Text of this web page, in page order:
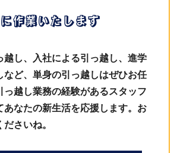
作業いたします
越し、入社による引っ越し、進学
など、単身の引っ越しはぜひお任
っ越し業務の経験があるスタッフ
あなたの新生活を応援します。お
さいね。